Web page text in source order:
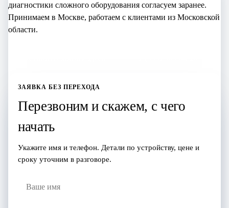
диагностики сложного оборудования согласуем заранее.
Принимаем в Москве, работаем с клиентами из Московской
области.
ЗАЯВКА БЕЗ ПЕРЕХОДА
Перезвоним и скажем, с чего
начать
Укажите имя и телефон. Детали по устройству, цене и
сроку уточним в разговоре.